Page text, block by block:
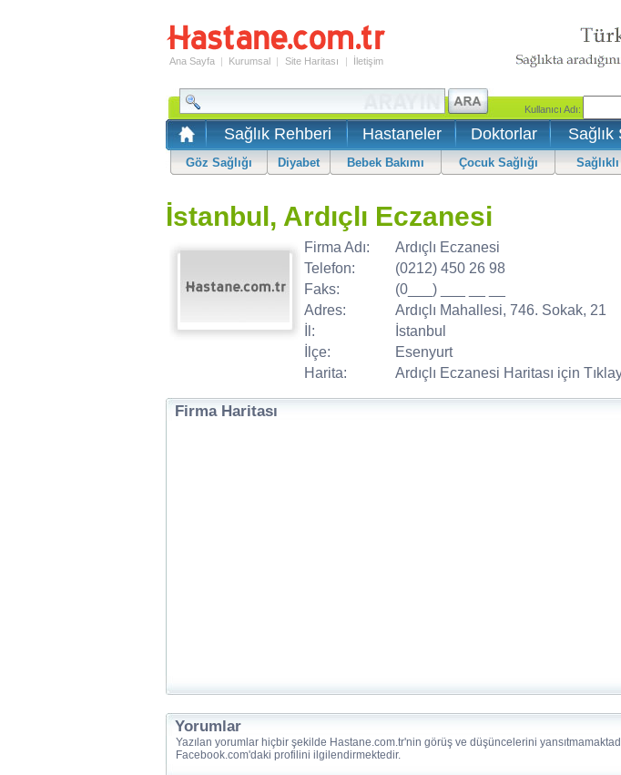
Ana Sayfa | Kurumsal | Site Haritası | İletişim
Sağlık Rehberi Hastaneler Doktorlar Sağlık
Göz Sağlığı Diyabet Bebek Bakımı Çocuk Sağlığı
İstanbul, Ardıçlı Eczanesi
Firma Adı:
Ardıçlı Eczanesi
Telefon:
(0212) 450 26 98
Faks:
(0___) ___ __ __
Adres:
Ardıçlı Mahallesi, 746. Sokak, 21
İl:
İstanbul
İlçe:
Esenyurt
Harita:
Ardıçlı Eczanesi Haritası için
Firma Haritası
Yorumlar
Yazılan yorumlar hiçbir şekilde Hastane.com.tr'nin görüş ve düşüncelerini
Facebook.com'daki profilini ilgilendirmektedir.